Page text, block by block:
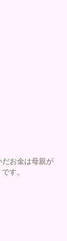
だお金は母親が
す。